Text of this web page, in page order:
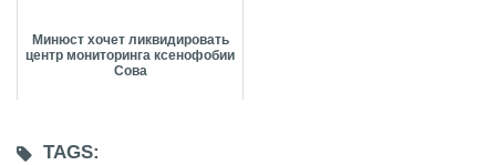
Минюст хочет ликвидировать
центр мониторинга ксенофобии
Сова
TAGS: